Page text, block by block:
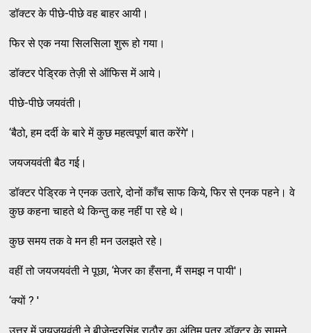
डॉक्टर के पीछे-पीछे वह बाहर आयी।
फिर से एक नया सिलसिला शुरू हो गया।
डॉक्टर पेड्रिक तेज़ी से ऑफिस में आये।
पीछे-पीछे जयवंती।
‘बैठो, हम दर्दी के बारे में कुछ महत्वपूर्ण बात करेंगे'।
जयजयवंती बैठ गई।
डॉक्टर पेड्रिक ने एनक उतारे, दोनों काँच साफ किये, फिर से एनक पहने। वे
कुछ कहना चाहते थे किन्तु कह नहीं पा रहे थे।
कुछ समय तक वे मन ही मन उलझते रहे।
वहीं तो जयजयवंती ने पूछा, ‘मेजर का हँसना, मैं समझ न पायी'।
‘क्यों ? '